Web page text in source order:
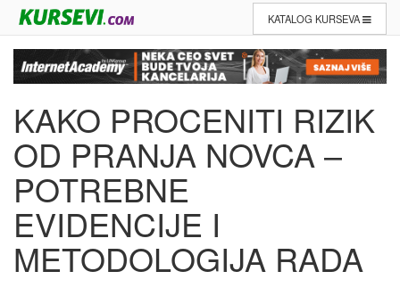
KATALOG KURSEVA
KAKO PROCENITI RIZIK
OD PRANJA NOVCA –
POTREBNE
EVIDENCIJE I
METODOLOGIJA RADA